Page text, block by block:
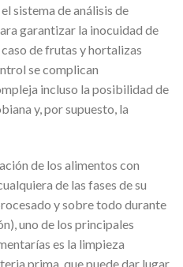
sistema de análisis de
garantizar la inocuidad de
de frutas y hortalizas
se complican
incluso la posibilidad de
y, por supuesto, la
de los alimentos con
de las fases de su
y sobre todo durante
uno de los principales
es la limpieza
prima, que puede dar lugar